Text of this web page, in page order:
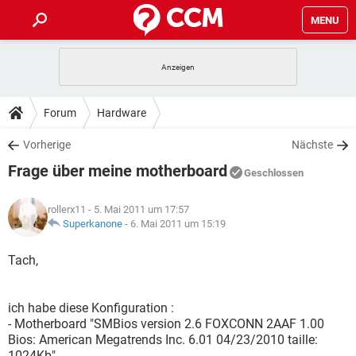
MENU
ANDROID
WINDOWS 10
WHATSAPP TIKTOK
FACEBOOK
TIPPS & TRICKS
SPIELE
WHATSAPP
DOWNLOADS
SPIELE STREAMING
ANDROID
WINDOWS 10 INSTAGRAM
WHATSAPP
FORUM
SPIELE
WINDOWS 10
FACEBOOK HARDWARE
LEXIKON
SPIELE
WINDOWS 10
WHATSAPP TIKTOK
Forum Hardware
Vorherige Nächste
Frage über meine motherboard Geschlossen
rollerx11 - 5. Mai 2011 um 17:57
Superkanone - 6. Mai 2011 um 15:19
Tach,
ich habe diese Konfiguration :
- Motherboard "SMBios version 2.6 FOXCONN 2AAF 1.00
Bios: American Megatrends Inc. 6.01 04/23/2010 taille: